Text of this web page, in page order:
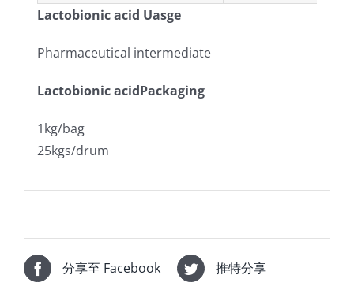
Lactobionic acid Uasge
Pharmaceutical intermediate
Lactobionic acidPackaging
1kg/bag
25kgs/drum
分享至 Facebook 推特分享